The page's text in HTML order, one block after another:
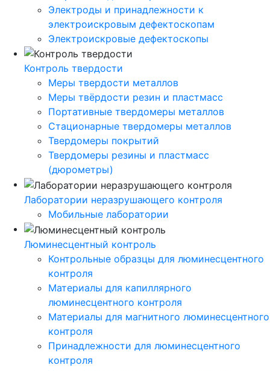
Электроды и принадлежности к
электроискровым дефектоскопам
Электроискровые дефектоскопы
Контроль твердости
Меры твердости металлов
Меры твёрдости резин и пластмасс
Портативные твердомеры металлов
Стационарные твердомеры металлов
Твердомеры покрытий
Твердомеры резины и пластмасс
(дюрометры)
Лаборатории неразрушающего контроля
Мобильные лаборатории
Люминесцентный контроль
Контрольные образцы для люминесцентного
контроля
Материалы для капиллярного
люминесцентного контроля
Материалы для магнитного люминесцентного
контроля
Принадлежности для люминесцентного
контроля